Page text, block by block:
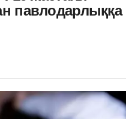
павлодарлыққа